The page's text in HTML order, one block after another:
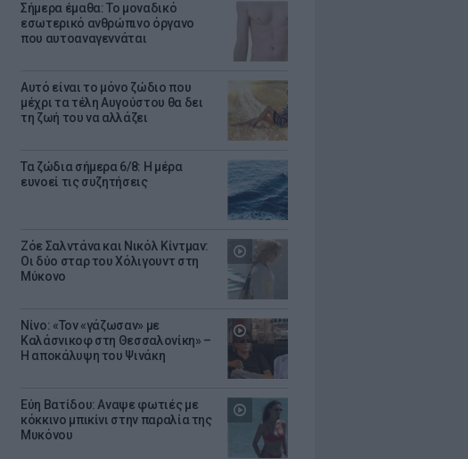
Σήμερα έμαθα: Το μοναδικό
εσωτερικό ανθρώπινο όργανο
που αυτοαναγεννάται
Αυτό είναι το μόνο ζώδιο που
μέχρι τα τέλη Αυγούστου θα δει
τη ζωή του να αλλάζει
Τα ζώδια σήμερα 6/8: Η μέρα
ευνοεί τις συζητήσεις
Ζόε Σαλντάνα και Νικόλ Κίντμαν:
Οι δύο σταρ του Χόλιγουντ στη
Μύκονο
Νίνο: «Τον «γάζωσαν» με
Καλάσνικοφ στη Θεσσαλονίκη» –
Η αποκάλυψη του Ψινάκη
Εύη Βατίδου: Αναψε φωτιές με
κόκκινο μπικίνι στην παραλία της
Μυκόνου